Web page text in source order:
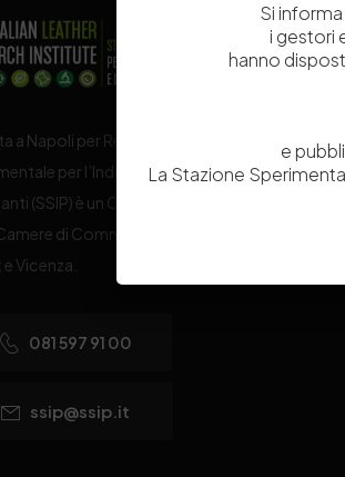
a Napoli per Regio Decreto nel 1885, la
per l’Industria delle Pelli e delle materie
(SSIP) è un Organismo di Ricerca Nazionale
di Commercio di Napoli, Toscana Nord-
Vicenza.
081 597 91 00
ssip@ssip.it
Si
i gestori
hanno
e
La Stazione